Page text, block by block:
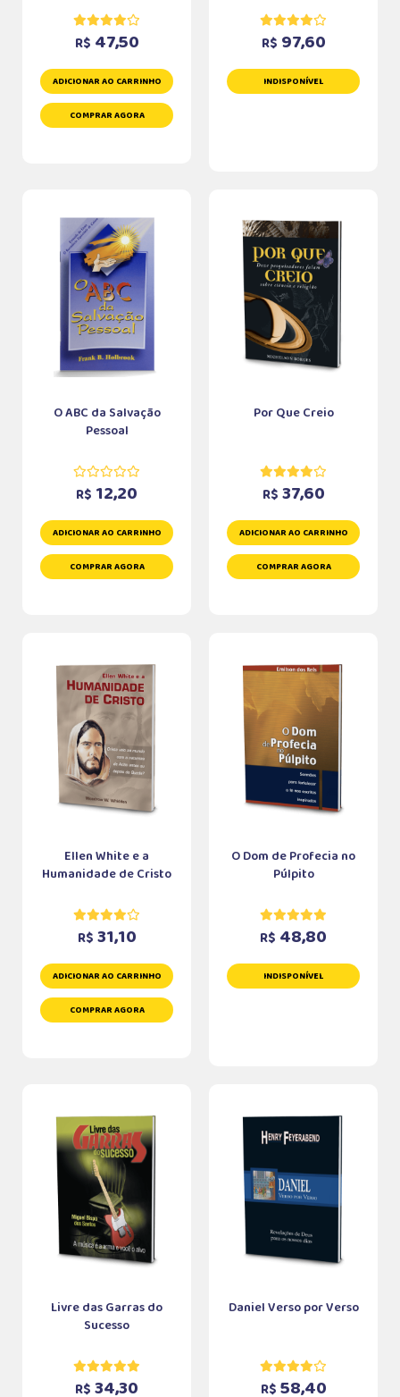
R$ 47,50
ADICIONAR AO CARRINHO
COMPRAR AGORA
R$ 97,60
INDISPONÍVEL
O ABC da Salvação
Pessoal
R$ 12,20
ADICIONAR AO CARRINHO
COMPRAR AGORA
Por Que Creio
R$ 37,60
ADICIONAR AO CARRINHO
COMPRAR AGORA
Ellen White e a
Humanidade de Cristo
R$ 31,10
ADICIONAR AO CARRINHO
COMPRAR AGORA
O Dom de Profecia no
Púlpito
R$ 48,80
INDISPONÍVEL
Livre das Garras do
Sucesso
R$ 34,30
Daniel Verso por Verso
R$ 58,40